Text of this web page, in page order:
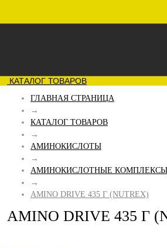
КАТАЛОГ ТОВАРОВ
ГЛАВНАЯ СТРАНИЦА
→
КАТАЛОГ ТОВАРОВ
→
АМИНОКИСЛОТЫ
→
АМИНОКИСЛОТНЫЕ КОМПЛЕКСЫ
→
AMINO DRIVE 435 Г (NUTREX)
AMINO DRIVE 435 Г